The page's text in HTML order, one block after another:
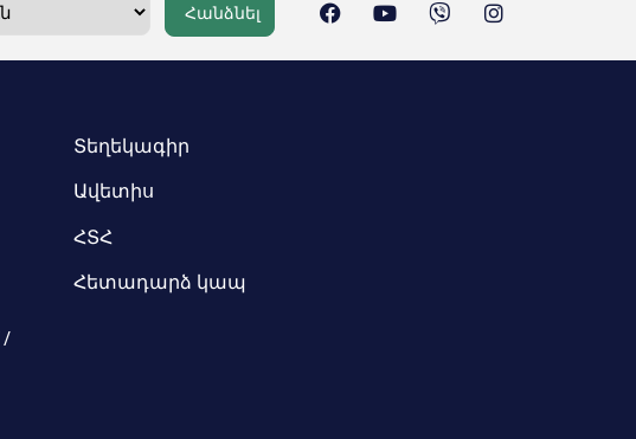
Հանձնել
/
Տեղեկագիր
Ավետիս
ՀՏՀ
Հետադարձ կապ